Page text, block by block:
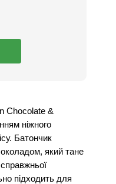
Chocolate &
ніжного
Батончик
який тане
підходить для